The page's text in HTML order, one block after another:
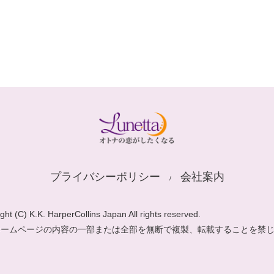
プライバシーポリシー 会社案内
(C) K.K. HarperCollins Japan All rights reserved.
ムページの内容の一部または全部を無断で複製、転載することを禁